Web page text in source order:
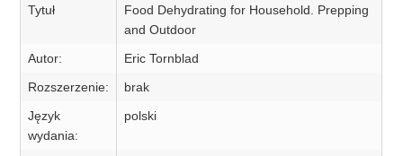
Tytuł
Food Dehydrating for Household. Prepping
and Outdoor
Autor:
Eric Tornblad
Rozszerzenie:
brak
Język
wydania:
polski